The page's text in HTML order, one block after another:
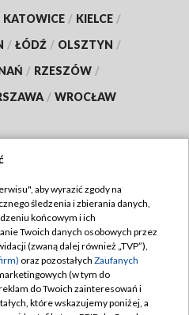
KATOWICE / KIELCE /
/ ŁÓDŹ / OLSZTYN /
/ RZESZÓW /
/ WROCŁAW
TVP
TVP
prywatności
zgody
aby wyrazić zgody na
śledzenia i zbierania danych,
końcowym i ich
Twoich danych osobowych przez
(zwaną dalej również „TVP”),
oraz pozostałych Zaufanych
(w tym do
do Twoich zainteresowań i
które wskazujemy poniżej, a